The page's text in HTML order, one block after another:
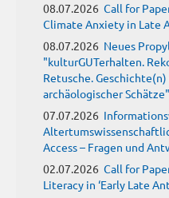
08.07.2026 Call for
Climate Anxiety in Late
08.07.2026 Neues
"kulturGUTerhalten.
Retusche.
archäologischer Schätze"
07.07.2026
Access – Fragen und
02.07.2026 Call for
Literacy in ‘Early Late